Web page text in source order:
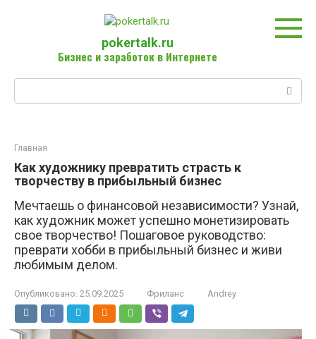
pokertalk.ru
Бизнес и заработок в Интернете
Главная
Как художнику превратить страсть к
творчеству в прибыльный бизнес
Мечтаешь о финансовой независимости? Узнай,
как художник может успешно монетизировать
свое творчество! Пошаговое руководство:
преврати хобби в прибыльный бизнес и живи
любимым делом.
Опубликовано: 25.09.2025 Фриланс Andrey